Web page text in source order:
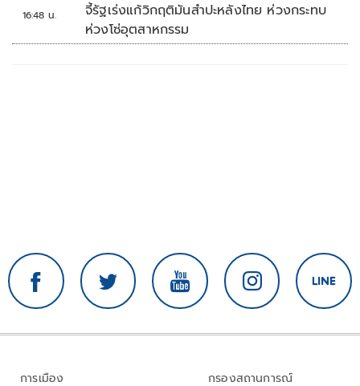
16:48 น.
จี้รัฐเร่งแก้วิกฤติมันสำปะหลังไทย ห่วงกระทบ
ห่วงโซ่อุตสาหกรรม
การเมือง
กรองสถานการณ์